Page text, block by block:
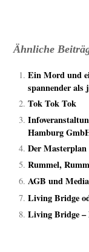
Ähnliche
Ein Mord und
spannender als
Tok Tok Tok
Hamburg
Der
Rummel,
AGB und
Living Bridge
Living Bridge –